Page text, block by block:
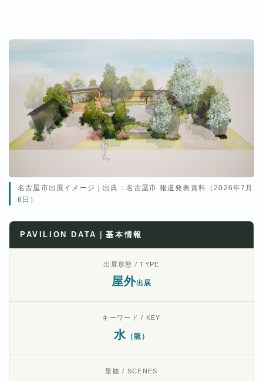
名古屋市出展イメージ｜出典：名古屋市 報道発表資料（2026年7月
6日）
PAVILION DATA｜基本情報
出展形態 / TYPE
屋外出展
キーワード / KEY
水（龍）
景観 / SCENES